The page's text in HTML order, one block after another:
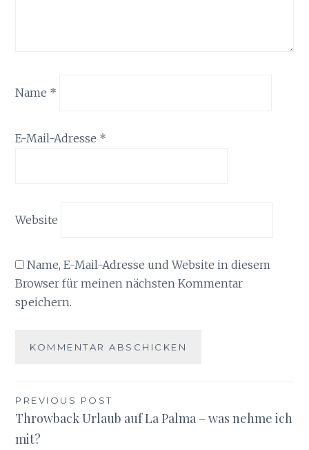
Name *
E-Mail-Adresse *
Website
Name, E-Mail-Adresse und Website in diesem
Browser für meinen nächsten Kommentar
speichern.
Beitragsnavigation
PREVIOUS POST
Throwback Urlaub auf La Palma – was nehme ich
mit?